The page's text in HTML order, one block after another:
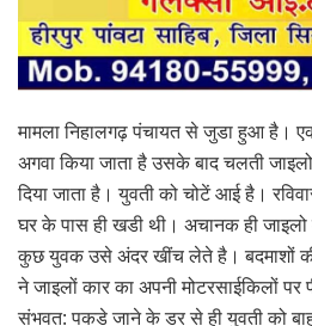
मामला निहालगढ़ पंचायत से जुडा हुआ है।
अगवा किया जाता है उसके बाद चलती
दिया जाता है। युवती को चोटें आई है।
घर के पास ही खडी थी। अचानक ही
कुछ युवक उसे अंदर खींच लेते है। बदमाशों
ने जाइलों कार का अपनी मोटरसाईकिलों पर
संभवत: पकडे जाने के डर से ही युवती को